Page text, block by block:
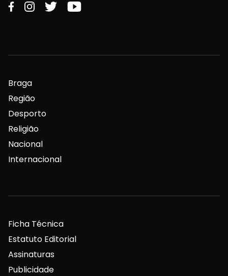
Braga
Região
Desporto
Religião
Nacional
Internacional
Ficha Técnica
Estatuto Editorial
Assinaturas
Publicidade